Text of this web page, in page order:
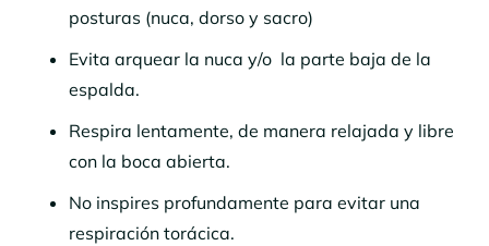
posturas (nuca, dorso y sacro)
Evita arquear la nuca y/o la parte baja de la
espalda.
Respira lentamente, de manera relajada y libre
con la boca abierta.
No inspires profundamente para evitar una
respiración torácica.